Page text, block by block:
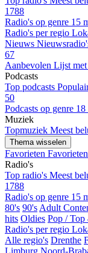
1788
Radio's op genre 15
Radio's per regio
Nieuws
67
Aanbevolen Lijst met
Podcasts
Top podcasts
50
Podcasts op genre 18
Muziek
Topmuziek Meest
Thema wisselen
Favorieten
Radio's
Top radio's Meest
1788
Radio's op genre 15
80's 90's Adult
hits Oldies Pop / Top
Radio's per regio
Alle regio's Drenthe
Limburg Noord-